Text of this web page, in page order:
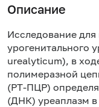
Описание
Исследование для
урогенитального
urealyticum), в
полимеразной
(РТ-ПЦР)
(ДНК) уреаплазм